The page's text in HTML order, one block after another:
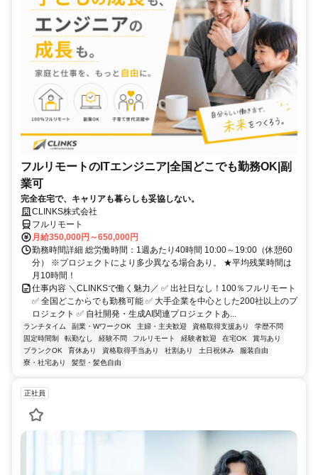
フルリモートのITエンジニア|全国どこでも勤務OK|副
業可
完全在宅で、キャリアも暮らしも妥協しない。
CLINKS株式会社
フルリモート
月給350,000円～650,000円
勤務時間詳細 総労働時間：1週あたり40時間 10:00～19:00（休憩60
分） ※プロジェクトにより多少異なる場合あり。 ★平均残業時間は
月10時間！
仕事内容 ＼CLINKSで働く魅力／ ✅ 出社日なし！100％フルリモート
✅ 全国どこからでも勤務可能 ✅ 大手企業を中心とした200社以上のプ
ロジェクト ✅ 自社開発・生成AI関連プロジェクトあ...
ランチタイム 副業・WワークOK 主婦・主夫歓迎 資格取得支援あり
学歴不問
固定時間制
転勤なし 経験不問 フルリモート 経験者歓迎 在宅OK
賞与あり
ブランクOK
育休あり 資格取得手当あり 社割あり 土日祝休み
服装自由
寮・社宅あり
髪型・髪色自由
正社員